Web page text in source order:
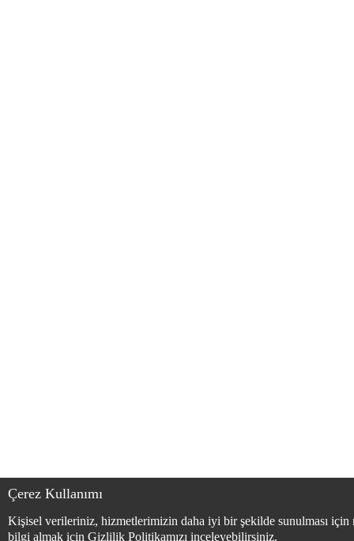
Çerez Kullanımı
Kişisel verileriniz, hizmetlerimizin daha iyi bir şekilde sunulması
bilgi almak için Gizlilik Politikamızı inceleyebilirsiniz.